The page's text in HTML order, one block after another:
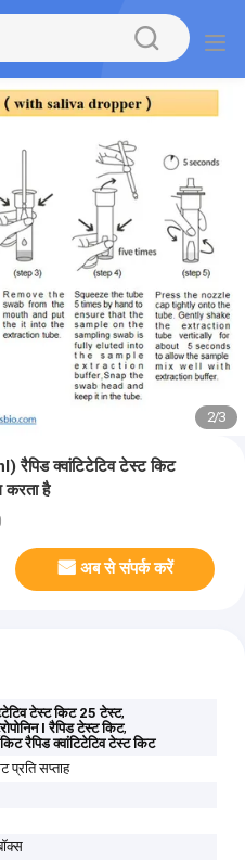
2/3
रैपिड क्वांटिटेटिव टेस्ट किट
करता है
अब से संपर्क करें
टेस्ट किट 25 टेस्ट,
I रैपिड टेस्ट किट,
रैपिड क्वांटिटेटिव टेस्ट किट
प्रति सप्ताह